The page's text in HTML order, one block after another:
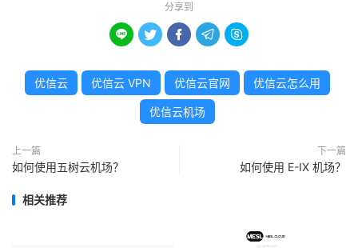
分享到
    
优信云 优信云 VPN 优信云官网 优信云怎么用
优信云机场
上一篇
如何使用五树云机场？
下一篇
如何使用 E-IX 机场？
相关推荐